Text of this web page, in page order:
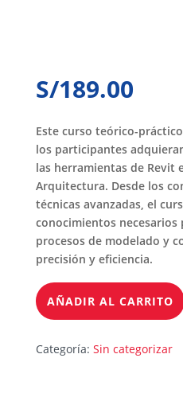
S/189.00
Este curso teórico-
los participantes
las herramientas de Revit
Arquitectura. Desde los
técnicas avanzadas, el
conocimientos necesarios
procesos de modelado y
precisión y eficiencia.
AÑADIR AL CARRITO
Categoría: Sin categorizar